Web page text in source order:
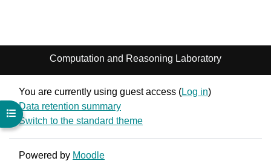
Open course index
Computation and Reasoning Laboratory
You are currently using guest access (Log in)
Data retention summary
Switch to the standard theme
Powered by Moodle